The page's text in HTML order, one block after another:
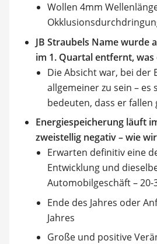
Wollen 4mm
JB Straubels Name wurde
im 1. Quartal entfernt,
Die Absicht war, bei der
allgemeiner zu sein – es
bedeuten, dass er fallen
Energiespeicherung läuft
zweistellig negativ – wie
Erwarten definitiv eine
Entwicklung und
Automobilgeschäft –
Ende des Jahres oder
Jahres
Große und positive